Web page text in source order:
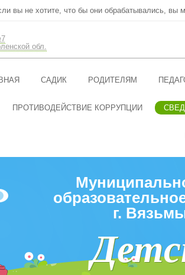
вы не хотите, что бы они обрабатывались, вы
обл.
САДИК РОДИТЕЛЯМ
ПРОТИВОДЕЙСТВИЕ КОРРУПЦИИ
г.